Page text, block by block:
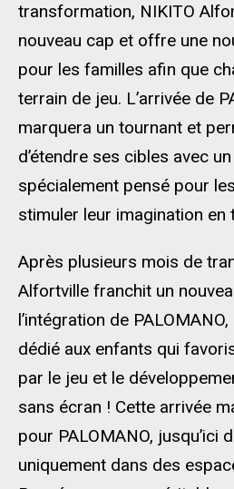
transformation, NIKITO
nouveau cap et offre une
pour les familles afin que
terrain de jeu. L’arrivée de
marquera un tournant et
d’étendre ses cibles avec
spécialement pensé pour
stimuler leur imagination en
Après plusieurs mois de
Alfortville franchit un
l’intégration de
dédié aux enfants qui
par le jeu et le
sans écran ! Cette arrivée
pour PALOMANO, jusqu’ici
uniquement dans des